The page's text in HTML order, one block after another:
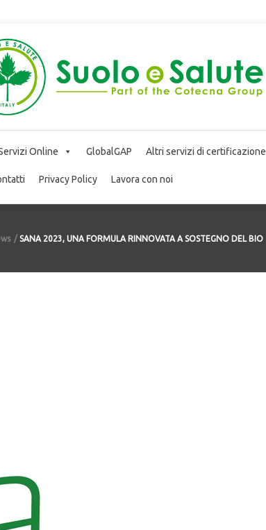
Online GlobalGAP Altri servizi di certificazione
Privacy Policy Lavora con noi
SANA 2023, UNA FORMULA RINNOVATA A SOSTEGNO DEL BIO